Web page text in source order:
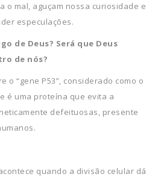
o mal, aguçam nossa curiosidade e
especulações.
de Deus? Será que Deus
de nós?
o “gene P53”, considerado como o
é uma proteína que evita a
defeituosas, presente
quando a divisão celular dá